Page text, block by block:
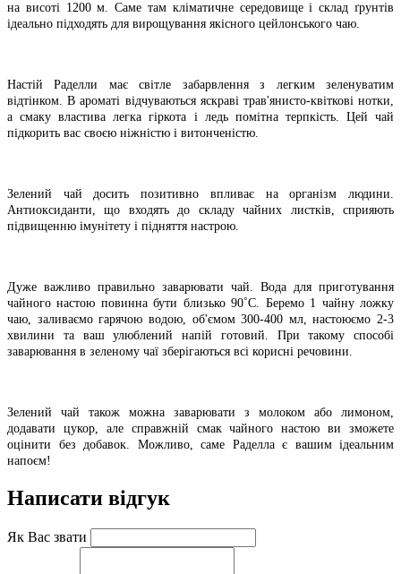
на висоті 1200 м. Саме там кліматичне середовище і склад ґрунтів
ідеально підходять для вирощування якісного цейлонського чаю.
Настій Раделли має світле забарвлення з легким зеленуватим
відтінком. В ароматі відчуваються яскраві трав'янисто-квіткові нотки,
а смаку властива легка гіркота і ледь помітна терпкість. Цей чай
підкорить вас своєю ніжністю і витонченістю.
Зелений чай досить позитивно впливає на організм людини.
Антиоксиданти, що входять до складу чайних листків, сприяють
підвищенню імунітету і підняття настрою.
Дуже важливо правильно заварювати чай. Вода для приготування
чайного настою повинна бути близько 90˚С. Беремо 1 чайну ложку
чаю, заливаємо гарячою водою, об'ємом 300-400 мл, настоюємо 2-3
хвилини та ваш улюблений напій готовий. При такому способі
заварювання в зеленому чаї зберігаються всі корисні речовини.
Зелений чай також можна заварювати з молоком або лимоном,
додавати цукор, але справжній смак чайного настою ви зможете
оцінити без добавок. Можливо, саме Раделла є вашим ідеальним
напоєм!
Написати відгук
Як Вас звати